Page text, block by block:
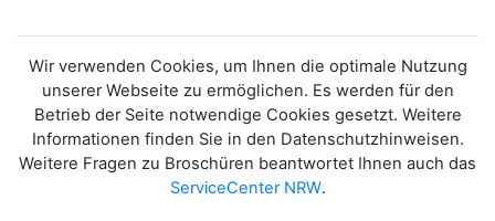
Wir verwenden Cookies, um Ihnen die optimale Nutzung
unserer Webseite zu ermöglichen. Es werden für den
Betrieb der Seite notwendige Cookies gesetzt. Weitere
Informationen finden Sie in den Datenschutzhinweisen.
Weitere Fragen zu Broschüren beantwortet Ihnen auch das
ServiceCenter NRW.